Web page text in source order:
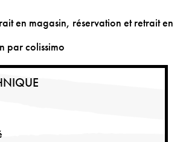
en magasin, réservation et retrait en
par colissimo